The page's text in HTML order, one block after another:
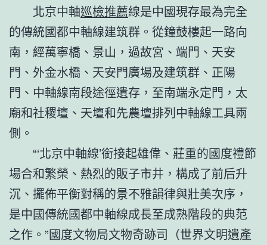
北京中軸巡檢推薦線是中國現存最為完全
的傳統國都中軸線建筑群。從鐘鼓樓起一路向
南，經萬寧橋、景山，過故宮、端門、天安
門、外金水橋、天安門廣場及建筑群、正陽
門、中軸線南段途徑遺存，至南端永定門，太
廟和社稷壇、天壇和先農壇排列中軸線工具兩
側。
“‘北京中軸線’銜接起雄偉、莊重的國度禮節
場合和繁榮、熱烈的販子市井，構成了前后升
沉、擺佈平衡對稱的景不雅韻律與壯美次序，
是中國傳統國都中軸線成長至成熟階段的典范
之作。”國度文物局文物奇跡司（世界文明遺產